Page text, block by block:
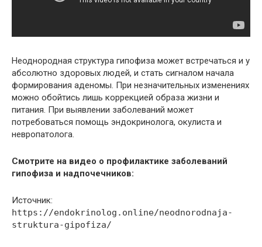
Неоднородная структура гипофиза может встречаться и у
абсолютно здоровых людей, и стать сигналом начала
формирования аденомы. При незначительных изменениях
можно обойтись лишь коррекцией образа жизни и
питания. При выявлении заболеваний может
потребоваться помощь эндокринолога, окулиста и
невропатолога.
Смотрите на видео о профилактике заболеваний
гипофиза и надпочечников:
Источник:
https://endokrinolog.online/neodnorodnaja-
struktura-gipofiza/